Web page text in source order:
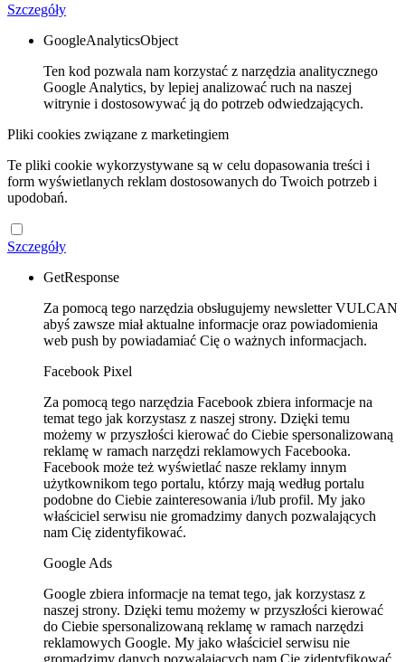
Szczegóły
GoogleAnalyticsObject
Ten kod pozwala nam korzystać z narzędzia analitycznego
Google Analytics, by lepiej analizować ruch na naszej
witrynie i dostosowywać ją do potrzeb odwiedzających.
Pliki cookies związane z marketingiem
Te pliki cookie wykorzystywane są w celu dopasowania treści i
form wyświetlanych reklam dostosowanych do Twoich potrzeb i
upodobań.
Szczegóły
GetResponse
Za pomocą tego narzędzia obsługujemy newsletter VULCAN
abyś zawsze miał aktualne informacje oraz powiadomienia
web push by powiadamiać Cię o ważnych informacjach.
Facebook Pixel
Za pomocą tego narzędzia Facebook zbiera informacje na
temat tego jak korzystasz z naszej strony. Dzięki temu
możemy w przyszłości kierować do Ciebie spersonalizowaną
reklamę w ramach narzędzi reklamowych Facebooka.
Facebook może też wyświetlać nasze reklamy innym
użytkownikom tego portalu, którzy mają według portalu
podobne do Ciebie zainteresowania i/lub profil. My jako
właściciel serwisu nie gromadzimy danych pozwalających
nam Cię zidentyfikować.
Google Ads
Google zbiera informacje na temat tego, jak korzystasz z
naszej strony. Dzięki temu możemy w przyszłości kierować
do Ciebie spersonalizowaną reklamę w ramach narzędzi
reklamowych Google. My jako właściciel serwisu nie
gromadzimy danych pozwalających nam Cię zidentyfikować.